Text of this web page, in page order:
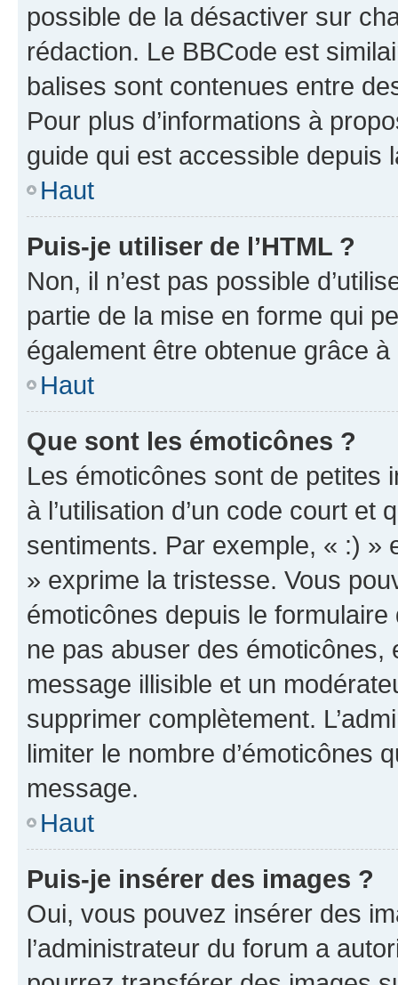
possible de la désactiver sur
rédaction. Le BBCode est
balises sont contenues entre
Pour plus d’informations à
guide qui est accessible depuis
Haut
Puis-je utiliser de l’HTML ?
Non, il n’est pas possible
partie de la mise en forme qui
également être obtenue grâce à
Haut
Que sont les émoticônes ?
Les émoticônes sont de petites
à l’utilisation d’un code court et
sentiments. Par exemple, « :) »
» exprime la tristesse. Vous
émoticônes depuis le
ne pas abuser des
message illisible et un
supprimer complètement.
limiter le nombre d’émoticônes
message.
Haut
Puis-je insérer des images ?
Oui, vous pouvez insérer des
l’administrateur du forum a